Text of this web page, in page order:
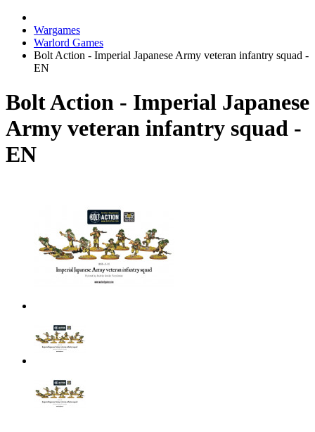
Wargames
Warlord Games
Bolt Action - Imperial Japanese Army veteran infantry squad -
EN
Bolt Action - Imperial Japanese
Army veteran infantry squad -
EN